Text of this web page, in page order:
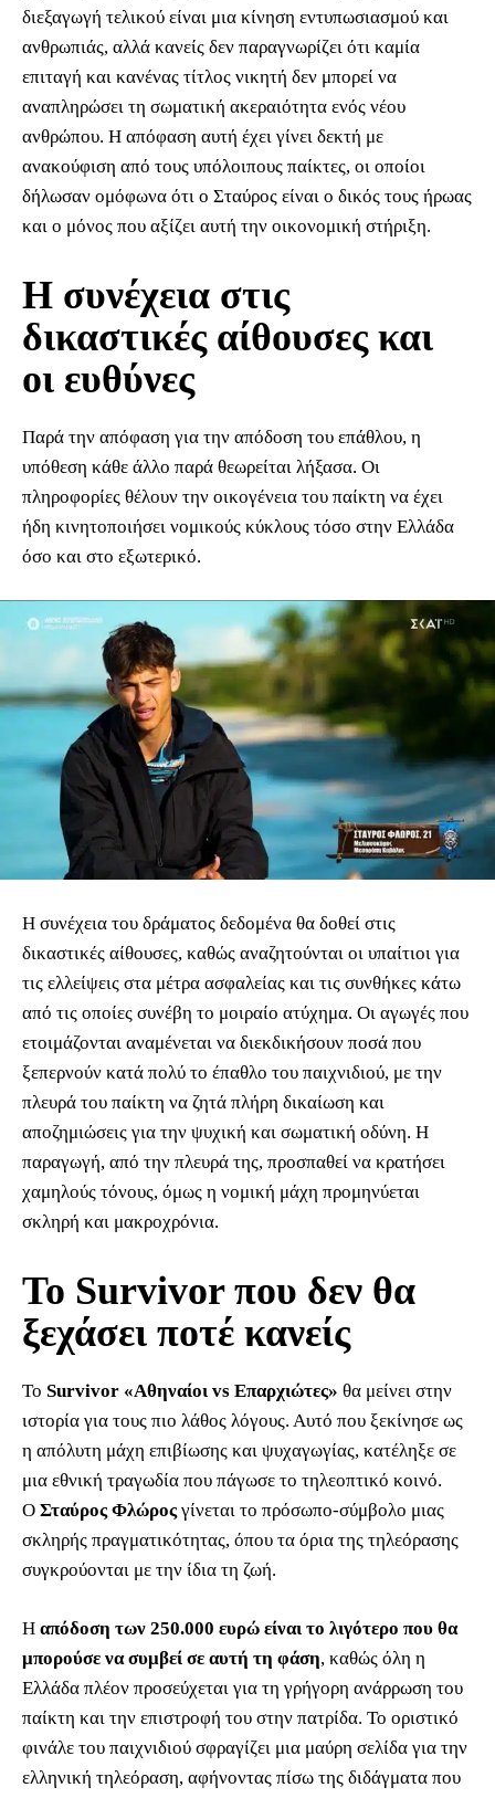
διεξαγωγή τελικού είναι μια κίνηση εντυπωσιασμού και
ανθρωπιάς, αλλά κανείς δεν παραγνωρίζει ότι καμία
επιταγή και κανένας τίτλος νικητή δεν μπορεί να
αναπληρώσει τη σωματική ακεραιότητα ενός νέου
ανθρώπου. Η απόφαση αυτή έχει γίνει δεκτή με
ανακούφιση από τους υπόλοιπους παίκτες, οι οποίοι
δήλωσαν ομόφωνα ότι ο Σταύρος είναι ο δικός τους ήρωας
και ο μόνος που αξίζει αυτή την οικονομική στήριξη.
Η συνέχεια στις
δικαστικές αίθουσες και
οι ευθύνες
Παρά την απόφαση για την απόδοση του επάθλου, η
υπόθεση κάθε άλλο παρά θεωρείται λήξασα. Οι
πληροφορίες θέλουν την οικογένεια του παίκτη να έχει
ήδη κινητοποιήσει νομικούς κύκλους τόσο στην Ελλάδα
όσο και στο εξωτερικό.
Η συνέχεια του δράματος δεδομένα θα δοθεί στις
δικαστικές αίθουσες, καθώς αναζητούνται οι υπαίτιοι για
τις ελλείψεις στα μέτρα ασφαλείας και τις συνθήκες κάτω
από τις οποίες συνέβη το μοιραίο ατύχημα. Οι αγωγές που
ετοιμάζονται αναμένεται να διεκδικήσουν ποσά που
ξεπερνούν κατά πολύ το έπαθλο του παιχνιδιού, με την
πλευρά του παίκτη να ζητά πλήρη δικαίωση και
αποζημιώσεις για την ψυχική και σωματική οδύνη. Η
παραγωγή, από την πλευρά της, προσπαθεί να κρατήσει
χαμηλούς τόνους, όμως η νομική μάχη προμηνύεται
σκληρή και μακροχρόνια.
Το Survivor που δεν θα
ξεχάσει ποτέ κανείς
Το Survivor «Αθηναίοι vs Επαρχιώτες» θα μείνει στην
ιστορία για τους πιο λάθος λόγους. Αυτό που ξεκίνησε ως
η απόλυτη μάχη επιβίωσης και ψυχαγωγίας, κατέληξε σε
μια εθνική τραγωδία που πάγωσε το τηλεοπτικό κοινό.
Ο Σταύρος Φλώρος γίνεται το πρόσωπο-σύμβολο μιας
σκληρής πραγματικότητας, όπου τα όρια της τηλεόρασης
συγκρούονται με την ίδια τη ζωή.
Η απόδοση των 250.000 ευρώ είναι το λιγότερο που θα
μπορούσε να συμβεί σε αυτή τη φάση, καθώς όλη η
Ελλάδα πλέον προσεύχεται για τη γρήγορη ανάρρωση του
παίκτη και την επιστροφή του στην πατρίδα. Το οριστικό
φινάλε του παιχνιδιού σφραγίζει μια μαύρη σελίδα για την
ελληνική τηλεόραση, αφήνοντας πίσω της διδάγματα που